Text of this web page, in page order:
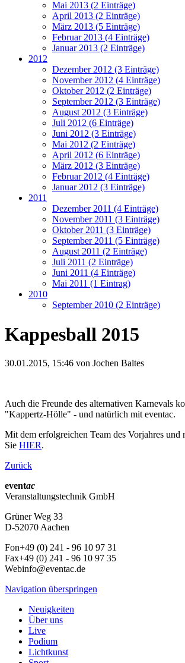
Mai 2013 (2 Einträge)
April 2013 (2 Einträge)
März 2013 (5 Einträge)
Februar 2013 (4 Einträge)
Januar 2013 (2 Einträge)
2012
Dezember 2012 (3 Einträge)
November 2012 (4 Einträge)
Oktober 2012 (2 Einträge)
September 2012 (3 Einträge)
August 2012 (3 Einträge)
Juli 2012 (6 Einträge)
Juni 2012 (3 Einträge)
Mai 2012 (2 Einträge)
April 2012 (6 Einträge)
März 2012 (3 Einträge)
Februar 2012 (4 Einträge)
Januar 2012 (3 Einträge)
2011
Dezember 2011 (4 Einträge)
November 2011 (3 Einträge)
Oktober 2011 (3 Einträge)
September 2011 (5 Einträge)
August 2011 (2 Einträge)
Juli 2011 (2 Einträge)
Juni 2011 (4 Einträge)
Mai 2011 (1 Eintrag)
2010
September 2010 (2 Einträge)
Kappesball 2015
30.01.2015, 15:46 von Jochen Baltes
Auch die Freunde des alternativen Karnevals
"Kappertz-Hölle" - und natürlich mit eventac.
Mit dem erfolgreichen Team des Vorjahres
Sie HIER.
Zurück
eventac
Veranstaltungstechnik GmbH
Grüner Weg 33
D-52070 Aachen
Fon+49 (0) 241 - 96 10 97 31
Fax+49 (0) 241 - 96 10 97 35
Webinfo@eventac.de
Navigation überspringen
Neuigkeiten
Über uns
Live
Podium
Lichtkunst